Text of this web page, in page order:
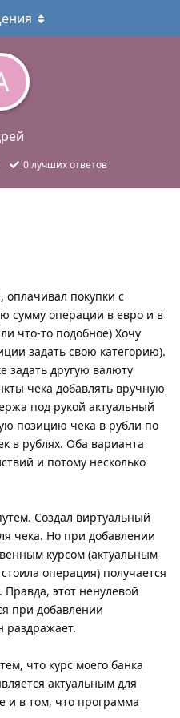
0лучших ответов
оплачивал покупки с
сумму операции в евро и в
что-то подобное) Хочу
задать свою категорию).
задать другую валюту
чека добавлять вручную
под рукой актуальный
позицию чека в рубли по
в рублях. Оба варианта
и потому несколько
Создал виртуальный
чека. Но при добавлении
курсом (актуальным
операция) получается
этот ненулевой
при добавлении
раздражает.
что курс моего банка
актуальным для
и в том, что программа